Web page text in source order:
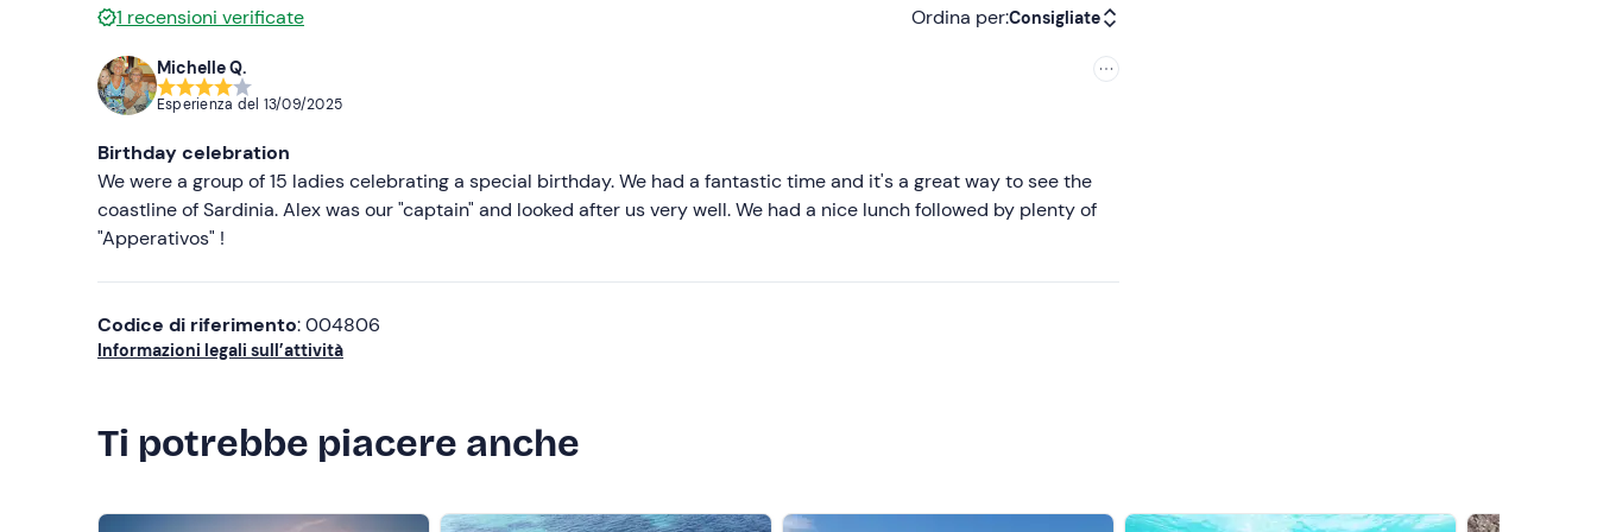
Non dimenticare di portare
Crema solare
Telo mare
1 recensioni verificate Ordina per:Consigliate
Meno recenti
Michelle Q.
Esperienza del 13/09/2025
Birthday celebration
We were a group of 15 ladies celebrating a special birthday. We had a fantastic time and it's a great way to see the
coastline of Sardinia. Alex was our "captain" and looked after us very well. We had a nice lunch followed by plenty of
"Apperativos" !
Codice di riferimento: 004806
Informazioni legali sull’attività
Ti potrebbe piacere anche